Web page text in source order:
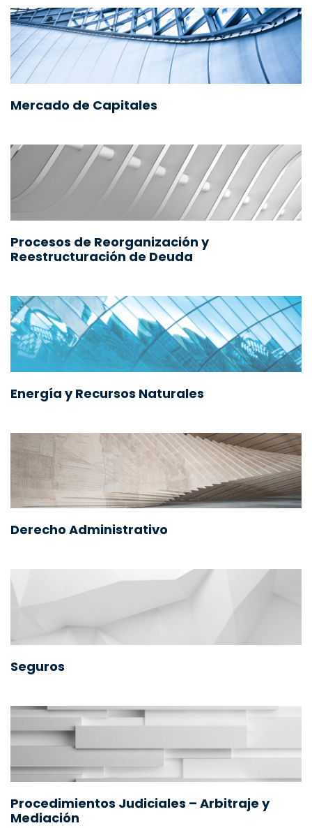
Mercado de Capitales
Procesos de Reorganización y
Reestructuración de Deuda
Energía y Recursos Naturales
Derecho Administrativo
Seguros
Procedimientos Judiciales – Arbitraje y
Mediación